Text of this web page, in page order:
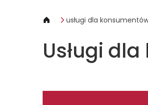
usługi dla
Usługi